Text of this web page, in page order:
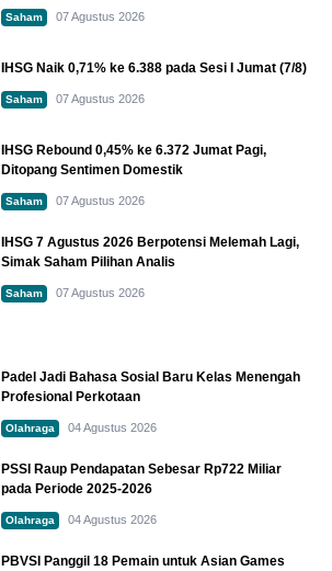
Saham 07 Agustus 2026
IHSG Naik 0,71% ke 6.388 pada Sesi I Jumat (7/8)
Saham 07 Agustus 2026
IHSG Rebound 0,45% ke 6.372 Jumat Pagi,
Ditopang Sentimen Domestik
Saham 07 Agustus 2026
IHSG 7 Agustus 2026 Berpotensi Melemah Lagi,
Simak Saham Pilihan Analis
Saham 07 Agustus 2026
Padel Jadi Bahasa Sosial Baru Kelas Menengah
Profesional Perkotaan
Olahraga 04 Agustus 2026
PSSI Raup Pendapatan Sebesar Rp722 Miliar
pada Periode 2025-2026
Olahraga 04 Agustus 2026
PBVSI Panggil 18 Pemain untuk Asian Games